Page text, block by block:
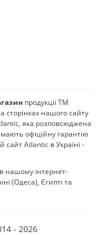
продукції ТМ
сторінках нашого сайту
яка розповсюджена
мають офіційну гарантію
сайт Atlantic в Україні -
нашому інтернет-
(Одеса), Єгипті та
- 2026